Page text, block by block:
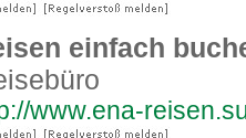
einfach
www.ena-